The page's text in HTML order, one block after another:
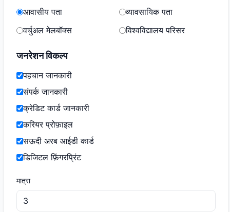
आवासीय पता
व्यावसायिक पता
वर्चुअल मेलबॉक्स
विश्वविद्यालय परिसर
जनरेशन विकल्प
पहचान जानकारी
संपर्क जानकारी
क्रेडिट कार्ड जानकारी
करियर प्रोफ़ाइल
सऊदी अरब आईडी कार्ड
डिजिटल फ़िंगरप्रिंट
मात्रा